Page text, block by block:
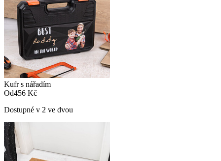
Kufr s nářadím
Od456 Kč
Dostupné v 2 ve dvou